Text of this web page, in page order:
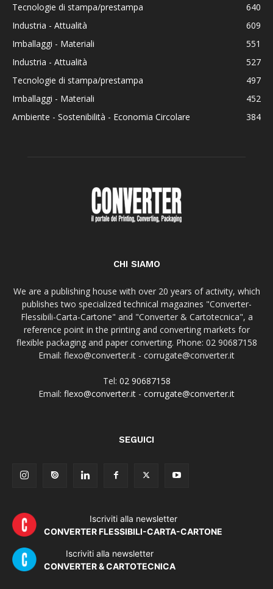
Tecnologie di stampa/prestampa
640
Industria - Attualità
609
Imballaggi - Materiali
551
Industria - Attualità
527
Tecnologie di stampa/prestampa
497
Imballaggi - Materiali
452
Ambiente - Sostenibilità - Economia Circolare
384
CHI SIAMO
We are a publishing house with over 20 years of activity, which
publishes two specialized technical magazines "Converter-
Flessibili-Carta-Cartone" and "Converter & Cartotecnica", a
reference point in the printing and converting markets for
flexible packaging and paper converting. Phone: 02 90687158
Email: flexo@converter.it - corrugate@converter.it
Tel: 02 90687158
Email: flexo@converter.it - corrugate@converter.it
SEGUICI
Iscriviti alla newsletter
CONVERTER FLESSIBILI-CARTA-CARTONE
Iscriviti alla newsletter
CONVERTER & CARTOTECNICA